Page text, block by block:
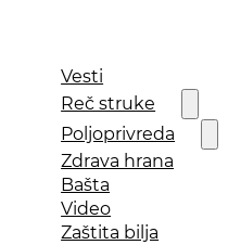
Vesti
Reč struke
Poljoprivreda
Zdrava hrana
Bašta
Video
Zaštita bilja